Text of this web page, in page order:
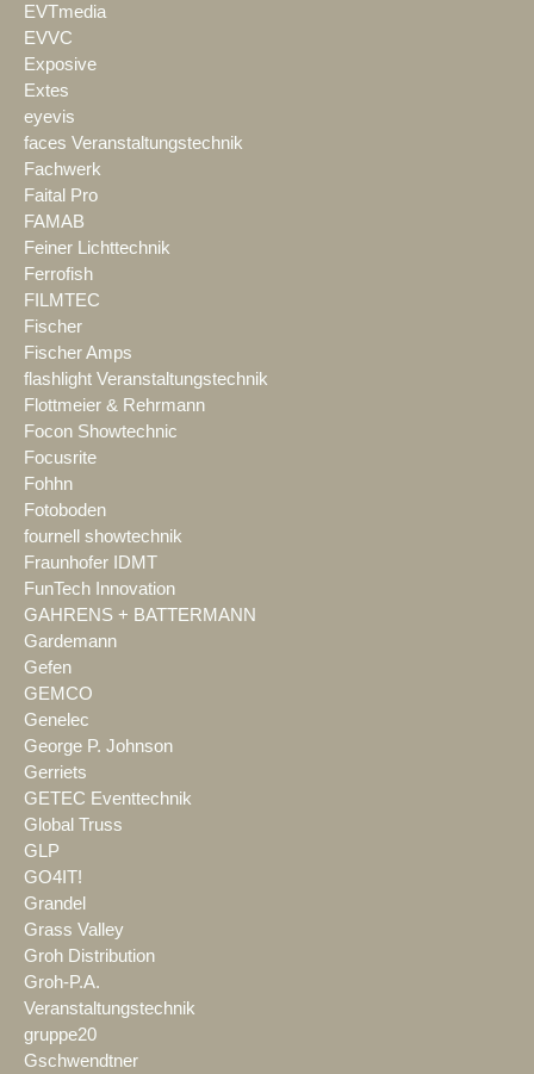
EVTmedia
EVVC
Exposive
Extes
eyevis
faces Veranstaltungstechnik
Fachwerk
Faital Pro
FAMAB
Feiner Lichttechnik
Ferrofish
FILMTEC
Fischer
Fischer Amps
flashlight Veranstaltungstechnik
Flottmeier & Rehrmann
Focon Showtechnic
Focusrite
Fohhn
Fotoboden
fournell showtechnik
Fraunhofer IDMT
FunTech Innovation
GAHRENS + BATTERMANN
Gardemann
Gefen
GEMCO
Genelec
George P. Johnson
Gerriets
GETEC Eventtechnik
Global Truss
GLP
GO4IT!
Grandel
Grass Valley
Groh Distribution
Groh-P.A.
Veranstaltungstechnik
gruppe20
Gschwendtner